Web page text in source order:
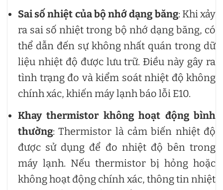
Sai số nhiệt của bộ nhớ dạng băng: Khi xảy
ra sai số nhiệt trong bộ nhớ dạng băng, có
thể dẫn đến sự không nhất quán trong dữ
liệu nhiệt độ được lưu trữ. Điều này gây ra
tình trạng đo và kiểm soát nhiệt độ không
chính xác, khiến máy lạnh báo lỗi E10.
Khay thermistor không hoạt động bình
thường: Thermistor là cảm biến nhiệt độ
được sử dụng để đo nhiệt độ bên trong
máy lạnh. Nếu thermistor bị hỏng hoặc
không hoạt động chính xác, thông tin nhiệt